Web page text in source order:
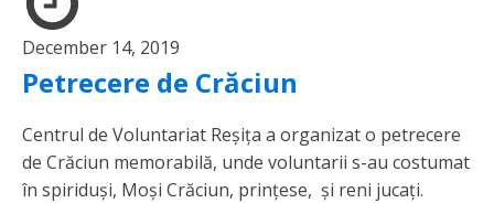
December 14, 2019
Petrecere de Crăciun
Centrul de Voluntariat Reșița a organizat o petrecere
de Crăciun memorabilă, unde voluntarii s-au costumat
în spiriduși, Moși Crăciun, prințese, și reni jucați.